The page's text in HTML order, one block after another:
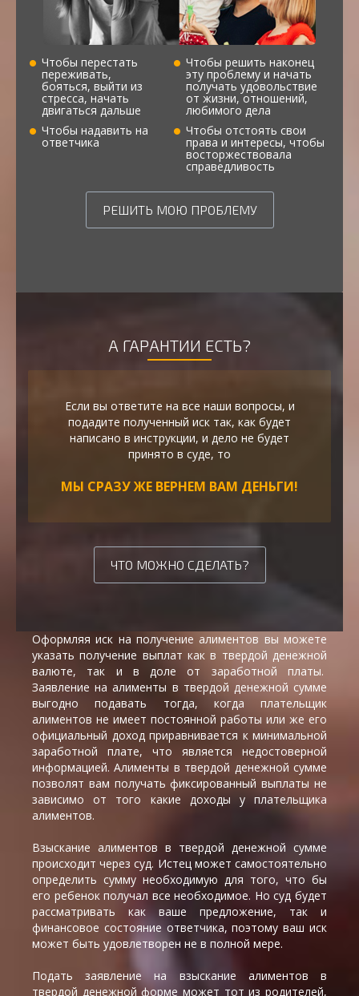
Чтобы перестать
переживать,
бояться, выйти из
стресса, начать
двигаться дальше
Чтобы надавить на
ответчика
Чтобы решить наконец
эту проблему и начать
получать удовольствие
от жизни, отношений,
любимого дела
Чтобы отстоять свои
права и интересы, чтобы
восторжествовала
справедливость
РЕШИТЬ МОЮ ПРОБЛЕМУ
А ГАРАНТИИ ЕСТЬ?
Если вы ответите на все наши вопросы, и
подадите полученный иск так, как будет
написано в инструкции, и дело не будет
принято в суде, то
МЫ СРАЗУ ЖЕ ВЕРНЕМ ВАМ ДЕНЬГИ!
ЧТО МОЖНО СДЕЛАТЬ?
Оформляя иск на получение алиментов вы можете
указать получение выплат как в твердой денежной
валюте, так и в доле от заработной платы.
Заявление на алименты в твердой денежной сумме
выгодно подавать тогда, когда плательщик
алиментов не имеет постоянной работы или же его
официальный доход приравнивается к минимальной
заработной плате, что является недостоверной
информацией. Алименты в твердой денежной сумме
позволят вам получать фиксированный выплаты не
зависимо от того какие доходы у плательщика
алиментов.
Взыскание алиментов в твердой денежной сумме
происходит через суд. Истец может самостоятельно
определить сумму необходимую для того, что бы
его ребенок получал все необходимое. Но суд будет
рассматривать как ваше предложение, так и
финансовое состояние ответчика, поэтому ваш иск
может быть удовлетворен не в полной мере.
Подать заявление на взыскание алиментов в
твердой денежной форме может тот из родителей,